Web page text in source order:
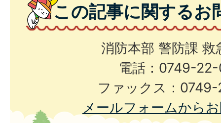
この記事に関するお
消防本部 警防課 救
電話：0749-
ファックス：
メールフォームから